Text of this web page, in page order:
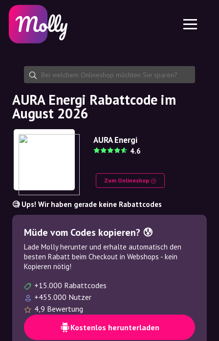
Hautpflege
Haarpflege
Rabattcode teilen
Funktionen
Jobs
Über uns
Partnerschaft
Plattform
Molly für iPhone und iPad
Molly für Android
DE
EN
SE
NO
DE
AURA Energi Rabattcode im
August 2026
AURA Energi
4.6
Zum Onlineshop
🧐 Ups! Wir haben gerade keine Rabattcodes
Müde vom Codes kopieren? 😰
Lade Molly herunter und erhalte automatisch den
besten Rabatt beim Checkout in Webshops - kein
Kopieren nötig!
+15.000 Rabattcodes
+455.000 Nutzer
4,9 Bewertung
Kostenlos herunterladen